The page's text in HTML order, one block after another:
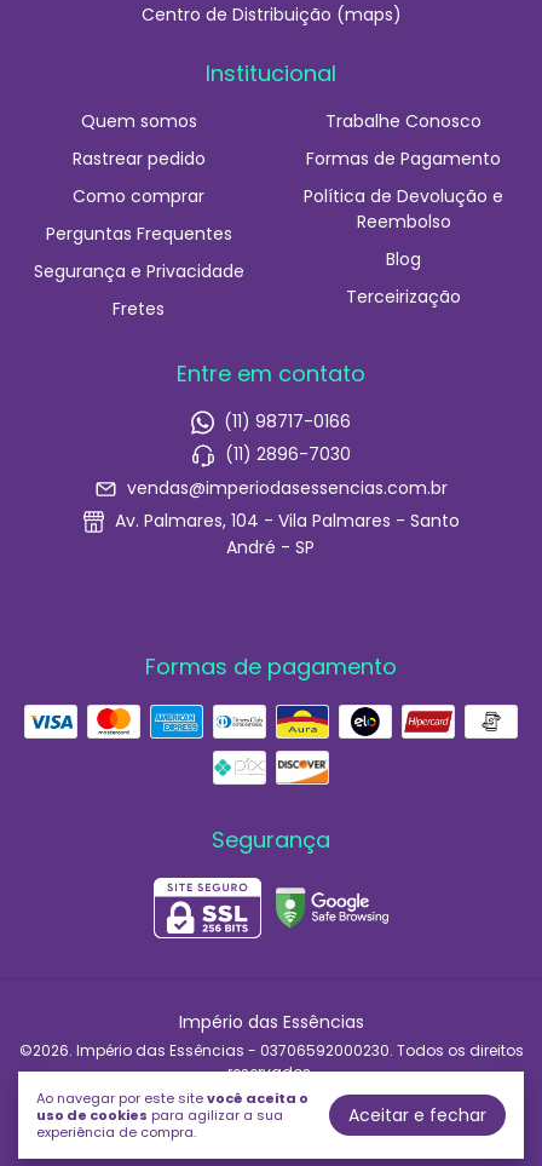
Ao navegar por este sitevocê aceita o
uso de cookies para agilizar a sua
experiência de compra.
Aceitar e fechar
Centro de Distribuição (maps)
Institucional
Quem somos
Rastrear pedido
Como comprar
Perguntas Frequentes
Segurança e Privacidade
Fretes
Trabalhe Conosco
Formas de Pagamento
Política de Devolução e
Reembolso
Blog
Terceirização
Entre em contato
(11) 98717-0166
(11) 2896-7030
vendas@imperiodasessencias.com.br
Av. Palmares, 104 - Vila Palmares - Santo
André - SP
Formas de pagamento
Segurança
Império das Essências
©2026. Império das Essências - 03706592000230. Todos os direitos
reservados.